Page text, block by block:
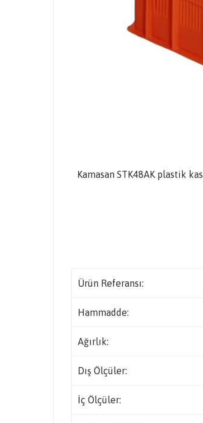
Kamasan STK48AK plastik
Ürün Referansı:
Hammadde:
Ağırlık:
Dış Ölçüler:
İç Ölçüler: